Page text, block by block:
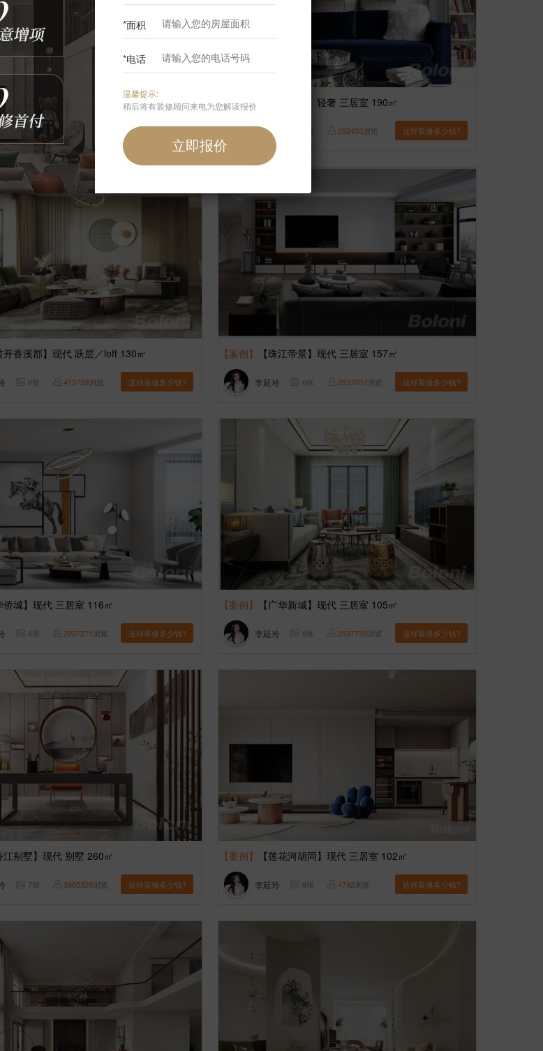
这城】现代 二居室 130㎡
6 张 这样装修多少钱?
【案例】 【泛海国际】轻奢 三居室 190㎡
李延玲 282455浏览 这样装修多少钱?
开香溪郡】现代 跃层／loft 130㎡
8张 413759浏览 这样装修多少钱?
【案例】 【珠江帝景】现代 三居室 157㎡
李延玲 6张 2937037浏览 这样装修多少钱?
侨城】现代 三居室 116㎡
6张 2937271浏览 这样装修多少钱?
【案例】 【广华新城】现代 三居室 105㎡
李延玲 6张 2937739浏览 这样装修多少钱?
江别墅】现代 别墅 260㎡
7张 3895329浏览 这样装修多少钱?
【案例】 【莲花河胡同】现代 三居室 102㎡
李延玲 6张 4742浏览 这样装修多少钱?
*面积
*电话
温馨提示:
稍后将有装修顾问来电为您解读报价